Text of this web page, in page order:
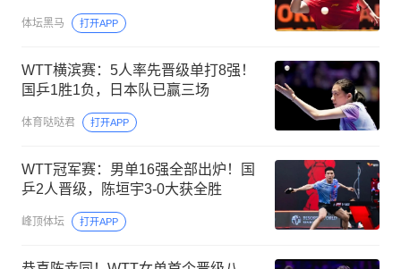
体坛黑马 打开APP
WTT横滨赛：5人率先晋级单打8强！
国乒1胜1负，日本队已赢三场
体育哒哒君 打开APP
WTT冠军赛：男单16强全部出炉！国
乒2人晋级，陈垣宇3-0大获全胜
峰顶体坛 打开APP